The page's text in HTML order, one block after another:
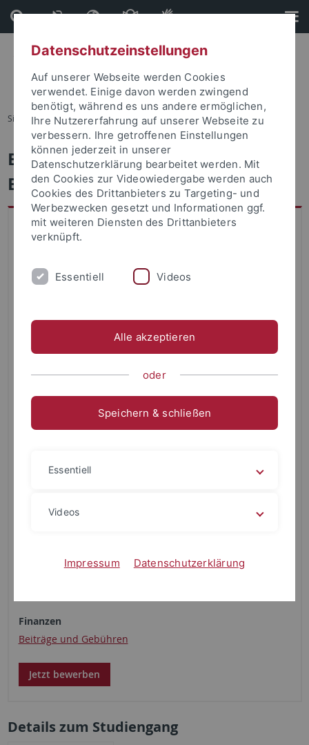
Direkt
zum
Inhalt
Direkt
zur
Fußleiste
Sie sind hier: Startseite ... Verzeichnis der Studiengänge
Englisch - Vorleistungen
Erweiterungsfach
Eckdaten zum Studiengang
Zulassungsbeschränkung
Nein
4 Semester
Kombinationsfach erforderlich?
Finanzen
Beiträge und Gebühren
Jetzt bewerben
Details zum Studiengang
Datenschutzeinstellungen
Auf unserer Webseite werden Cookies
verwendet. Einige davon werden zwingend
benötigt, während es uns andere ermöglichen,
Ihre Nutzererfahrung auf unserer Webseite zu
verbessern. Ihre getroffenen Einstellungen
können jederzeit in unserer
Datenschutzerklärung bearbeitet werden. Mit
den Cookies zur Videowiedergabe werden auch
Cookies des Drittanbieters zu Targeting- und
Werbezwecken gesetzt und Informationen ggf.
mit weiteren Diensten des Drittanbieters
verknüpft.
Essentiell Videos
Alle akzeptieren
oder
Speichern & schließen
Essentiell
Videos
Impressum Datenschutzerklärung